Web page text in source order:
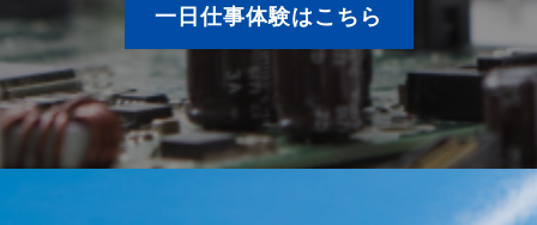
一日仕事体験はこちら